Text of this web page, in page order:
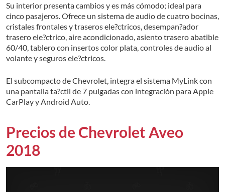
Su interior presenta cambios y es más cómodo; ideal para
cinco pasajeros. Ofrece un sistema de audio de cuatro bocinas,
cristales frontales y traseros ele?ctricos, desempan?ador
trasero ele?ctrico, aire acondicionado, asiento trasero abatible
60/40, tablero con insertos color plata, controles de audio al
volante y seguros ele?ctricos.
El subcompacto de Chevrolet, integra el sistema MyLink con
una pantalla ta?ctil de 7 pulgadas con integración para Apple
CarPlay y Android Auto.
Precios de Chevrolet Aveo
2018